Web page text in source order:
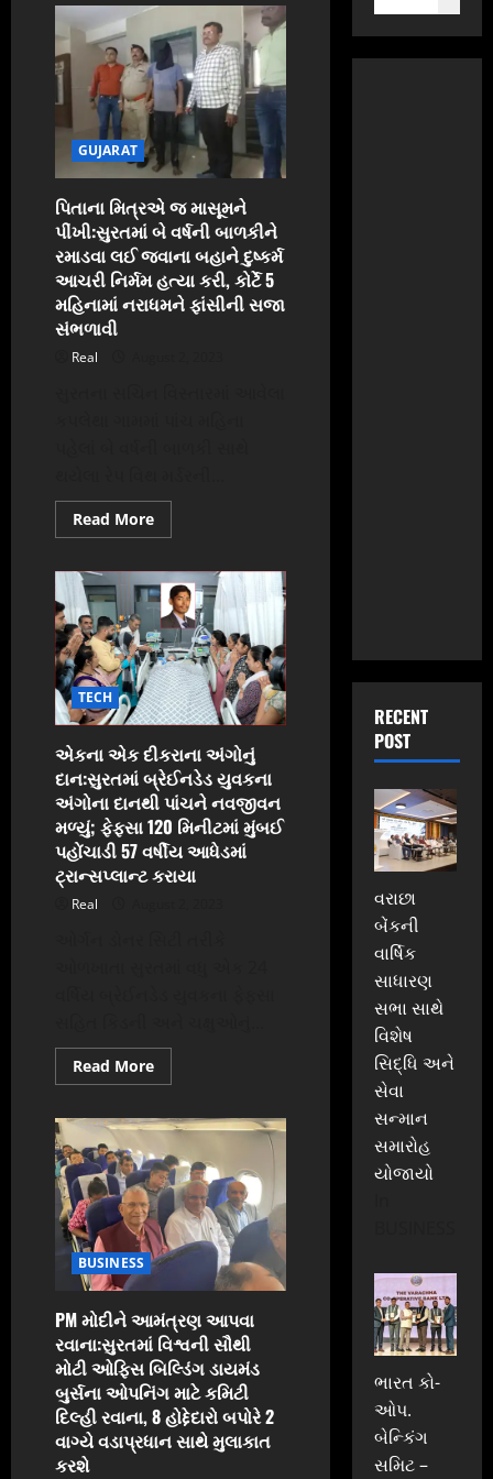
GUJARAT
પિતાના મિત્રએ જ માસૂમને
પીંખી:સુરતમાં બે વર્ષની બાળકીને
રમાડવા લઈ જવાના બહાને દુષ્કર્મ
આચરી નિર્મમ હત્યા કરી, કોર્ટે 5
મહિનામાં નરાધમને ફાંસીની સજા
સંભળાવી
Real
Read MoreRead
more
મિત્રએ
જ
માસૂમને
પીંખી:સુરતમાં
બે
વર્ષની
બાળકીને
રમાડવા
લઈ
જવાના
દુષ્કર્મ
આચરી
નિર્મમ
હત્યા
કરી,
કોર્ટે
5
મહિનામાં
નરાધમને
ફાંસીની
TECH
એકના એક દીકરાના અંગોનું
દાન:સુરતમાં બ્રેઈનડેડ યુવકના
અંગોના દાનથી પાંચને નવજીવન
મળ્યું; ફેફસા 120 મિનીટમાં મુંબઈ
પહોંચાડી 57 વર્ષીય આધેડમાં
ટ્રાન્સપ્લાન્ટ કરાયા
Real
Read MoreRead
more
એક
અંગોનું
દાન:સુરતમાં
બ્રેઈનડેડ
યુવકના
અંગોના
દાનથી
પાંચને
નવજીવન
ફેફસા
120
મિનીટમાં
મુંબઈ
પહોંચાડી
57
વર્ષીય
આધેડમાં
ટ્રાન્સપ્લાન્ટ
કરાયા
BUSINESS
PM મોદીને આમંત્રણ આપવા
રવાના:સુરતમાં વિશ્વની સૌથી
મોટી ઓફિસ બિલ્ડિંગ ડાયમંડ
બુર્સના ઓપનિંગ માટે કમિટી
દિલ્હી રવાના, 8 હોદ્દેદારો બપોરે 2
વાગ્યે વડાપ્રધાન સાથે મુલાકાત
કરશે
RECENT
POST
વરાછા
બેંકની
વાર્ષિક
સાધારણ
સભા સાથે
વિશેષ
સિદ્ધિ અને
સેવા
સન્માન
સમારોહ
યોજાયો
ભારત કો-
ઓપ.
બેન્કિંગ
સમિટ –